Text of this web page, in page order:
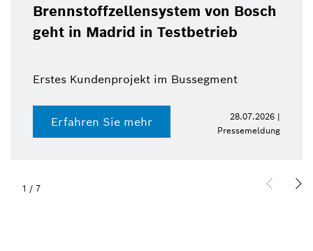
Brennstoffzellensystem von Bosch
geht in Madrid in Testbetrieb
Erstes Kundenprojekt im Bussegment
Erfahren Sie mehr
28.07.2026 |
Pressemeldung
1 / 7